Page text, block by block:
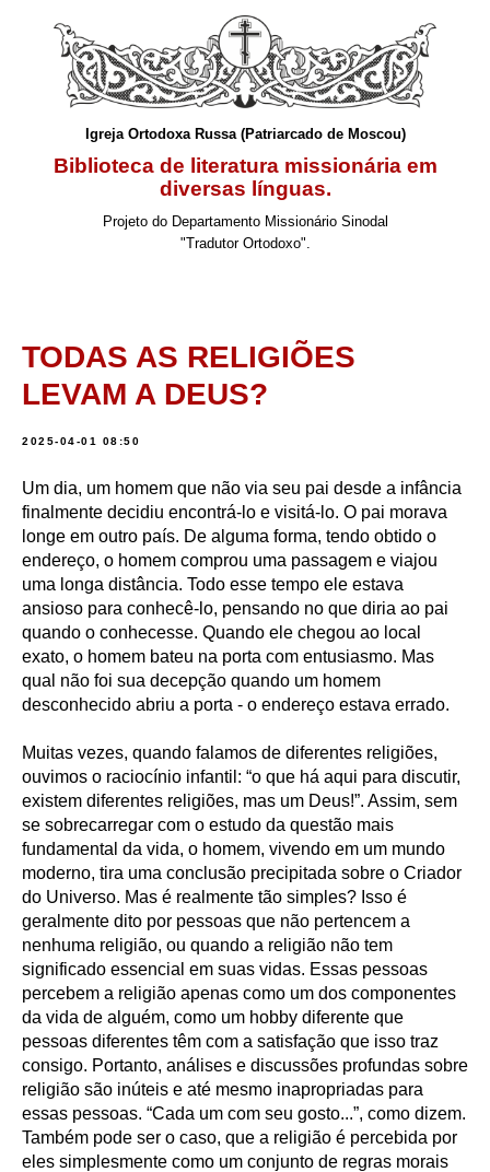
Igreja Ortodoxa Russa (Patriarcado de Moscou)
Biblioteca de literatura missionária em
diversas línguas.
Projeto do Departamento Missionário Sinodal
"Tradutor Ortodoxo".
TODAS AS RELIGIÕES
LEVAM A DEUS?
2025-04-01 08:50
Um dia, um homem que não via seu pai desde a infância
finalmente decidiu encontrá-lo e visitá-lo. O pai morava
longe em outro país. De alguma forma, tendo obtido o
endereço, o homem comprou uma passagem e viajou
uma longa distância. Todo esse tempo ele estava
ansioso para conhecê-lo, pensando no que diria ao pai
quando o conhecesse. Quando ele chegou ao local
exato, o homem bateu na porta com entusiasmo. Mas
qual não foi sua decepção quando um homem
desconhecido abriu a porta - o endereço estava errado.
Muitas vezes, quando falamos de diferentes religiões,
ouvimos o raciocínio infantil: “o que há aqui para discutir,
existem diferentes religiões, mas um Deus!”. Assim, sem
se sobrecarregar com o estudo da questão mais
fundamental da vida, o homem, vivendo em um mundo
moderno, tira uma conclusão precipitada sobre o Criador
do Universo. Mas é realmente tão simples? Isso é
geralmente dito por pessoas que não pertencem a
nenhuma religião, ou quando a religião não tem
significado essencial em suas vidas. Essas pessoas
percebem a religião apenas como um dos componentes
da vida de alguém, como um hobby diferente que
pessoas diferentes têm com a satisfação que isso traz
consigo. Portanto, análises e discussões profundas sobre
religião são inúteis e até mesmo inapropriadas para
essas pessoas. “Cada um com seu gosto...”, como dizem.
Também pode ser o caso, que a religião é percebida por
eles simplesmente como um conjunto de regras morais